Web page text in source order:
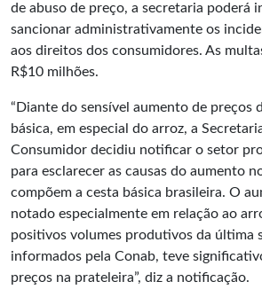
de abuso de preço, a secretaria poderá
sancionar administrativamente os
aos direitos dos consumidores. As
R$10 milhões.
“Diante do sensível aumento de preços
básica, em especial do arroz, a
Consumidor decidiu notificar o setor
para esclarecer as causas do aumento
compõem a cesta básica brasileira. O
notado especialmente em relação ao
positivos volumes produtivos da última
informados pela Conab, teve
preços na prateleira”, diz a notificação.